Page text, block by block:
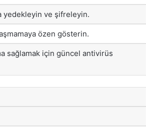
yedekleyin ve şifreleyin.
özen gösterin.
sağlamak için güncel antivirüs